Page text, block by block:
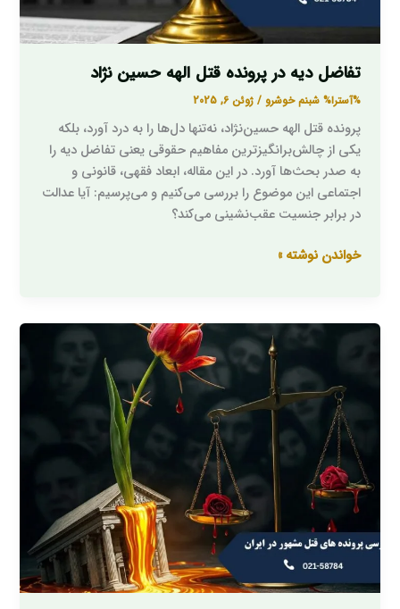
تفاضل دیه در پرونده قتل الهه حسین ‌نژاد
%آسترا% شبنم خوشرو/ژوئن 6, 2025
پرونده قتل الهه حسین‌نژاد، نه‌تنها دل‌ها را به درد آورد، بلکه
یکی از چالش‌برانگیزترین مفاهیم حقوقی یعنی تفاضل دیه را
به صدر بحث‌ها آورد. در این مقاله، ابعاد فقهی، قانونی و
اجتماعی این موضوع را بررسی می‌کنیم و می‌پرسیم: آیا عدالت
در برابر جنسیت عقب‌نشینی می‌کند؟
خواندن نوشته »
بررسی
های
قتل
مشهور
در
ایران